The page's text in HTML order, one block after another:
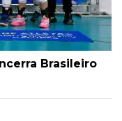
Brasileiro